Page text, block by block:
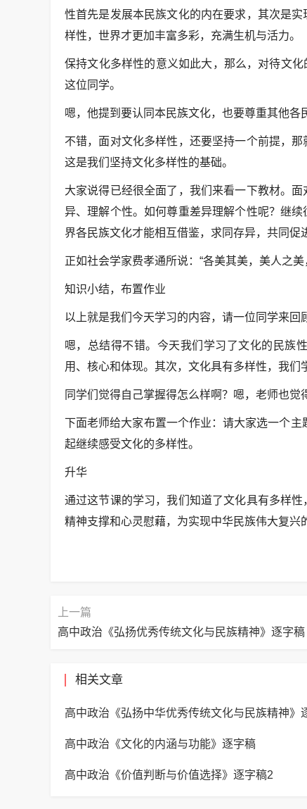
性首先是发展本民族文化的内在要求，其次是
样性，世界才更加丰富多彩，充满生机与活力。
保持文化多样性的意义如此大，那么，对待文
这位同学。
嗯，他提到要认同本民族文化，也要尊重其他各
不错，面对文化多样性，还要坚持一个前提，
这是我们坚持文化多样性的基础。
大家说得已经很全面了，我们来看一下教材。
异、理解个性。如何尊重差异理解个性呢？继
界各民族文化才能相互借鉴，求同存异，共同促
正如社会学家费孝通所说：“各美其美，美人之
知识小结，布置作业
以上就是我们今天学习的内容，请一位同学来回
嗯，总结得不错。今天我们学习了文化的民族
用、核心和体现。其次，文化具有多样性，我们
同学们觉得自己掌握得怎么样啊？嗯，老师也觉
下面老师给大家布置一个作业：请大家选一个
起继续感受文化的多样性。
升华
通过这节课的学习，我们知道了文化具有多样
精神支撑和心灵慰藉，为实现中华民族伟大复兴
上一篇
高中政治《弘扬优秀传统文化与民族精神》逐字稿
相关文章
高中政治《弘扬中华优秀传统文化与民族精神》
高中政治《文化的内涵与功能》逐字稿
高中政治《价值判断与价值选择》逐字稿2